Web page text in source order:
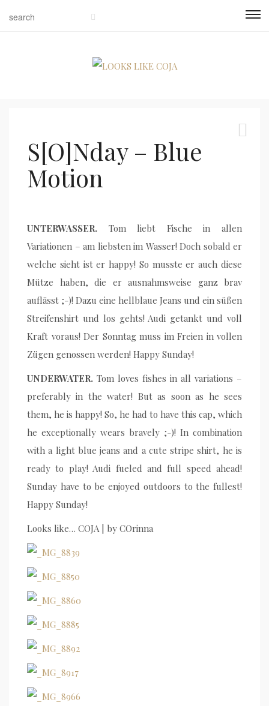
S[O]Nday – Blue
Motion
UNTERWASSER. Tom liebt Fische in allen
Variationen – am liebsten im Wasser! Doch sobald er
welche sieht ist er happy! So musste er auch diese
Mütze haben, die er ausnahmsweise ganz brav
auflässt ;-)! Dazu eine hellblaue Jeans und ein süßen
Streifenshirt und los gehts! Audi getankt und voll
Kraft voraus! Der Sonntag muss im Freien in vollen
Zügen genossen werden! Happy Sunday!
UNDERWATER. Tom loves fishes in all variations –
preferably in the water! But as soon as he sees
them, he is happy! So, he had to have this cap, which
he exceptionally wears bravely ;-)! In combination
with a light blue jeans and a cute stripe shirt, he is
ready to play! Audi fueled and full speed ahead!
Sunday have to be enjoyed outdoors to the fullest!
Happy Sunday!
Looks like… COJA | by COrinna